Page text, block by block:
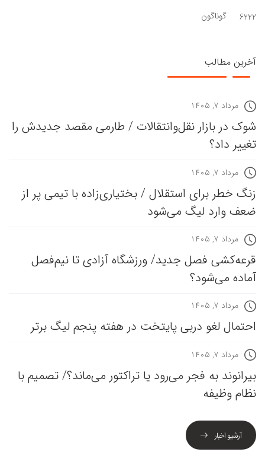
6222
گوناگون
آخرین مطالب
مرداد ۷, ۱۴۰۵
شوک در بازار نقل‌وانتقالات / طارمی مقصد جدیدش را
تغییر داد؟
مرداد ۷, ۱۴۰۵
زنگ خطر برای استقلال / بختیاری‌زاده با تیمی پر از
ضعف وارد لیگ می‌شود
مرداد ۷, ۱۴۰۵
قرعه‎‌کشی فصل جدید/ ورزشگاه آزادی تا نیم‌فصل
آماده می‌شود؟
مرداد ۷, ۱۴۰۵
احتمال لغو دربی پایتخت در هفته پنجم لیگ برتر
مرداد ۷, ۱۴۰۵
بیرانوند به فجر می‌رود یا تراکتور می‌ماند؟/ تصمیم با
نظام وظیفه
آرشیو اخبار